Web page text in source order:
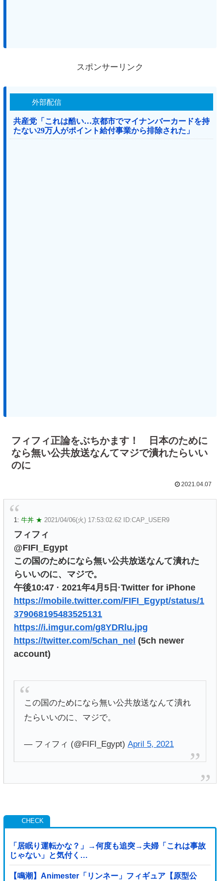
スポンサーリンク
外部配信
共産党「これは酷い…京都市でマイナンバーカードを持
たない29万人がポイント給付事業から排除された」
フィフィ正論をぶちかます！ 日本のために
なら無い公共放送なんてマジで潰れたらいい
のに
2021.04.07
1: 牛丼 ★ 2021/04/06(火) 17:53:02.62 ID:CAP_USER9
フィフィ
@FIFI_Egypt
この国のためになら無い公共放送なんて潰れた
らいいのに、マジで。
午後10:47 · 2021年4月5日·Twitter for iPhone
https://mobile.twitter.com/FIFI_Egypt/status/1
379068195483525131
https://i.imgur.com/g8YDRlu.jpg
https://twitter.com/5chan_nel (5ch newer
account)
この国のためになら無い公共放送なんて潰れ
たらいいのに、マジで。
— フィフィ (@FIFI_Egypt) April 5, 2021
「居眠り運転かな？」→何度も追突→夫婦「これは事故
じゃない」と気付く…
【鳴潮】Animester「リンネー」フィギュア【原型公